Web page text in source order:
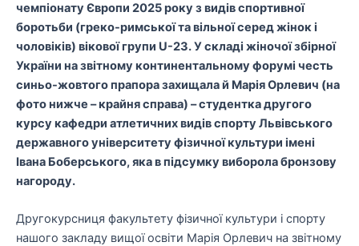
чемпіонату Європи 2025 року з видів спортивної
боротьби (греко-римської та вільної серед жінок і
чоловіків) вікової групи U-23. У складі жіночої збірної
України на звітному континентальному форумі честь
синьо-жовтого прапора захищала й Марія Орлевич (на
фото нижче – крайня справа) – студентка другого
курсу кафедри атлетичних видів спорту Львівського
державного університету фізичної культури імені
Івана Боберського, яка в підсумку виборола бронзову
нагороду.
Другокурсниця факультету фізичної культури і спорту
нашого закладу вищої освіти Марія Орлевич на звітному